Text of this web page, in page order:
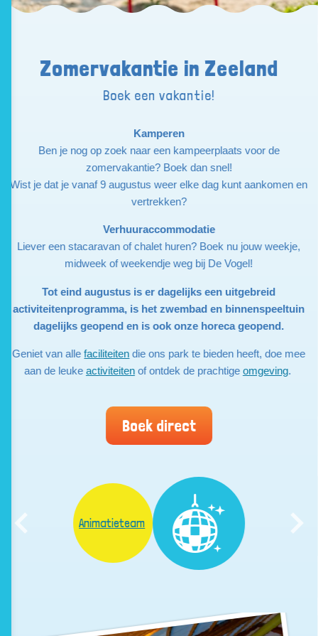
Zomervakantie in Zeeland
Boek een vakantie!
Kamperen
Ben je nog op zoek naar een kampeerplaats voor de
zomervakantie? Boek dan snel!
Wist je dat je vanaf 9 augustus weer elke dag kunt aankomen en
vertrekken?
Verhuuraccommodatie
Liever een stacaravan of chalet huren? Boek nu jouw weekje,
midweek of weekendje weg bij De Vogel!
Tot eind augustus is er dagelijks een uitgebreid
activiteitenprogramma, is het zwembad en binnenspeeltuin
dagelijks geopend en is ook onze horeca geopend.
Geniet van allefaciliteiten die ons park te bieden heeft, doe mee
aan de leuke activiteitenof ontdek de prachtige omgeving.
Boek direct
Animatieteam